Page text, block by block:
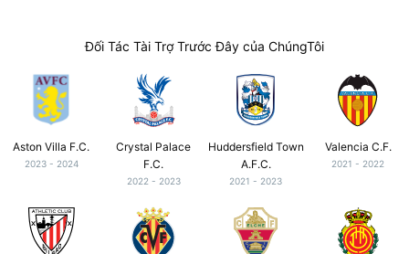
Đối Tác Tài Trợ Trước Đây của ChúngTôi
Aston Villa F.C.
2023 - 2024
Crystal Palace
F.C.
2022 - 2023
Huddersfield Town
A.F.C.
2021 - 2023
Valencia C.F.
2021 - 2022